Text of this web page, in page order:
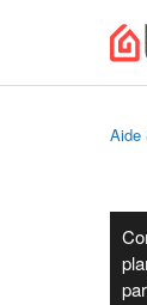
Aide